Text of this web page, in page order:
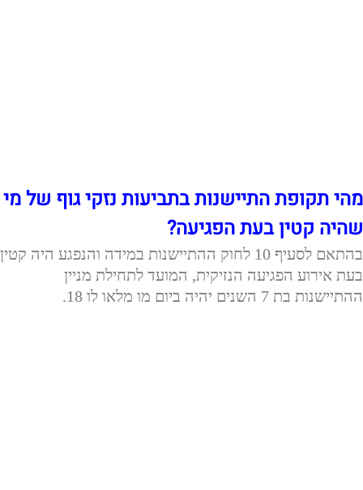
מהי תקופת התיישנות בתביעות נזקי גוף של מי
שהיה קטין בעת הפגיעה?
בהתאם לסעיף 10 לחוק ההתיישנות במידה והנפגע היה קטין
בעת אירוע הפגיעה הנזיקית, המועד לתחילת מניין
ההתיישנות בת 7 השנים יהיה ביום מו מלאו לו 18.